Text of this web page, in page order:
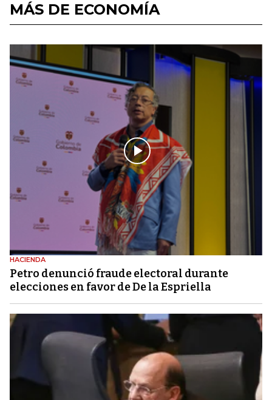
MÁS DE ECONOMÍA
HACIENDA
Petro denunció fraude electoral durante
elecciones en favor de De la Espriella